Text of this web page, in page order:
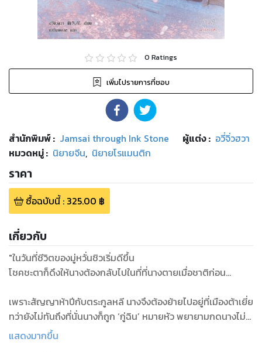
0 Ratings
เพิ่มไปรายการที่ชอบ
สำนักพิมพ์: Jamsai through Ink Stone ผู้แต่ง : อวี่จิ่วฮวา
หมวดหมู่: นิยายจีน, นิยายโรแมนติก
ราคา
ซื้อฉบับนี้: 325.00 ฿
เกี่ยวกับ
"ในวันที่ชีวิตของมู่หวั่นชิวเริ่มดีขึ้น
โชคชะตาก็ดึงให้นางต้องกลับไปในที่ที่นางตายเมื่อชาติก่อน...
เพราะสัญญาห้าปีกับตระกูลหลี นางจึงต้องย้ายไปอยู่ที่เมืองต้าเยี่ย
ทว่ายังไม่ทันถึงที่นั่นนางก็ถูก ‘กู่ฉิน’ หมายหัว พยายามกดนางไม่
ให้มีที่ยืนในร้านหลีจี้
แสดงมากขึ้น